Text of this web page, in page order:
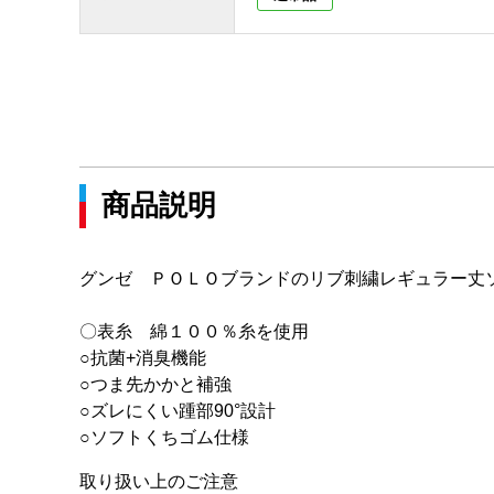
商品説明
グンゼ ＰＯＬＯブランドのリブ刺繍レギュラー丈
〇表糸 綿１００％糸を使用
○抗菌+消臭機能
○つま先かかと補強
○ズレにくい踵部90°設計
○ソフトくちゴム仕様
取り扱い上のご注意